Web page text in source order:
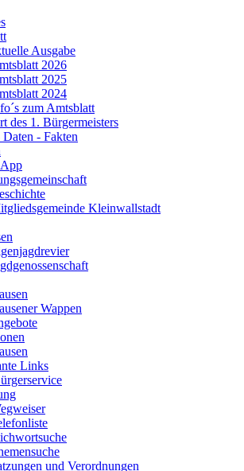
Ausgabe
2026
2025
2024
zum Amtsblatt
des 1. Bürgermeisters
- Fakten
Kleinwallstadt
Wappen
Links
und Verordnungen